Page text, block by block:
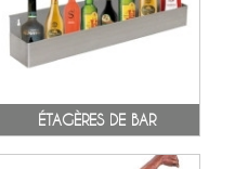
ÉTAGÈRES DE BAR